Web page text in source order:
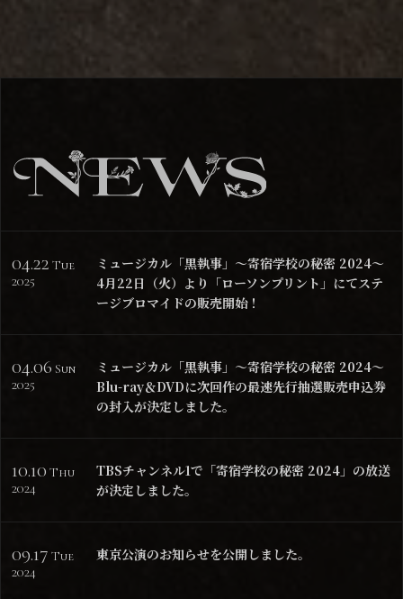
04.22 Tue
2025
ミュージカル「黒執事」～寄宿学校の秘密 2024～
4月22日（火）より「ローソンプリント」にてステ
ージブロマイドの販売開始！
04.06 Sun
2025
ミュージカル「黒執事」～寄宿学校の秘密 2024～
Blu-ray＆DVDに次回作の最速先行抽選販売申込券
の封入が決定しました。
10.10 Thu
2024
TBSチャンネル1で「寄宿学校の秘密 2024」の放送
が決定しました。
09.17 Tue
2024
東京公演のお知らせを公開しました。